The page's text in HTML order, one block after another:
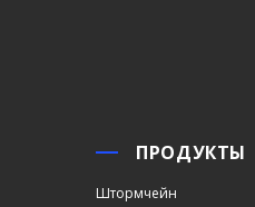
ПРОДУКТЫ
Штормчейн